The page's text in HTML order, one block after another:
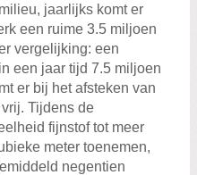
jaarlijks komt er
een ruime 3.5 miljoen
vergelijking: een
een jaar tijd 7.5 miljoen
er bij het afsteken van
Tijdens de
fijnstof tot meer
meter toenemen,
negentien